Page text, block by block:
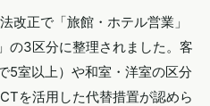
改正で「旅館・ホテル営業」
の3区分に整理されました。客
5室以上）や和室・洋室の区分
を活用した代替措置が認めら